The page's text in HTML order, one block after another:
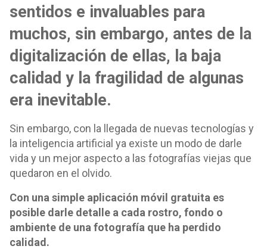
sentidos e invaluables para
muchos, sin embargo, antes de la
digitalización de ellas, la baja
calidad y la fragilidad de algunas
era inevitable.
Sin embargo, con la llegada de nuevas tecnologías y
la inteligencia artificial ya existe un modo de darle
vida y un mejor aspecto a las fotografías viejas que
quedaron en el olvido.
Con una simple aplicación móvil gratuita es
posible darle detalle a cada rostro, fondo o
ambiente de una fotografía que ha perdido
calidad.